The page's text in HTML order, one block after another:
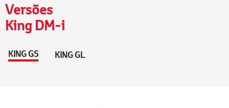
Versões
King DM-i
KING GS KING GL